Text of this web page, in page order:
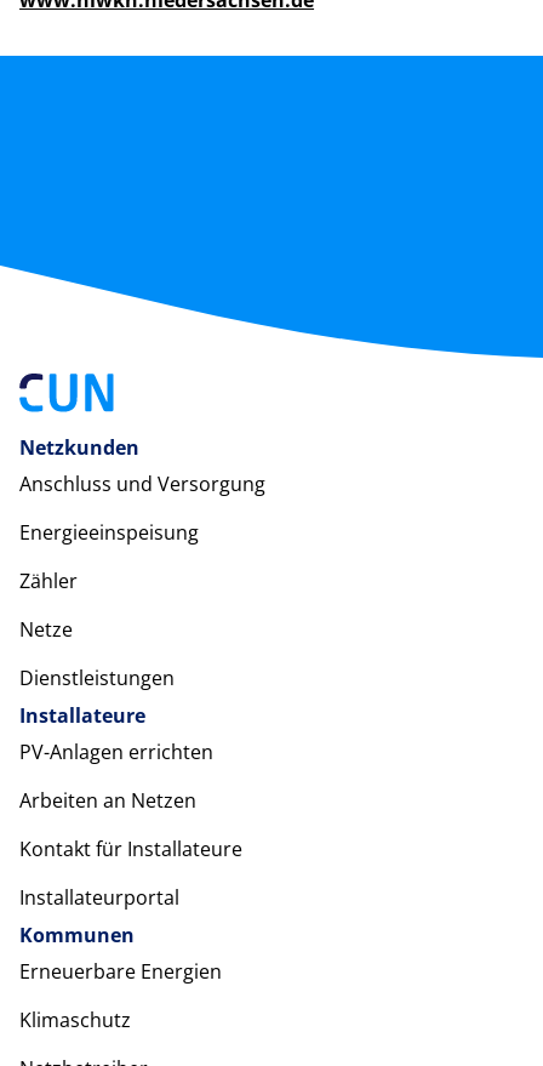
Netzkunden
Anschluss und Versorgung
Energieeinspeisung
Zähler
Netze
Dienstleistungen
Installateure
PV-Anlagen errichten
Arbeiten an Netzen
Kontakt für Installateure
Installateurportal
Kommunen
Erneuerbare Energien
Klimaschutz